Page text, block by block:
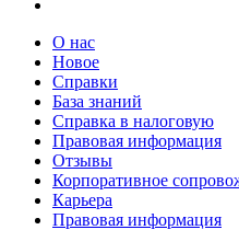
О нас
Новое
Справки
База знаний
Справка в налоговую
Правовая информация
Отзывы
Корпоративное
Карьера
Правовая информация